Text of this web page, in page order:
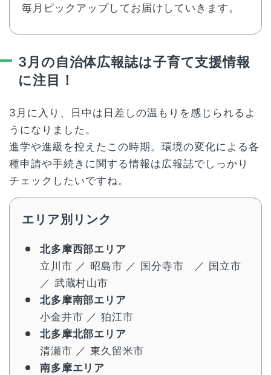
毎月ピックアップしてお届けしていきます。
3月の自治体広報誌は子育て支援情報
に注目！
3月に入り、日中は日差しの温もりを感じられるよ
うになりました。
進学や進級を控えたこの時期。環境の変化による各
種申請や手続きに関する情報は広報誌でしっかり
チェックしたいですね。
エリア別リンク
北多摩西部エリア
立川市 ／ 昭島市 ／ 国分寺市 ／ 国立市
／ 武蔵村山市
北多摩南部エリア
小金井市 ／ 狛江市
北多摩北部エリア
清瀬市 ／東久留米市
南多摩エリア